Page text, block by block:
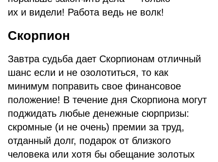
их и видели! Работа ведь не волк!
Скорпион
Завтра судьба дает Скорпионам отличный
шанс если и не озолотиться, то как
минимум поправить свое финансовое
положение! В течение дня Скорпиона могут
поджидать любые денежные сюрпризы:
скромные (и не очень) премии за труд,
отданный долг, подарок от близкого
человека или хотя бы обещание золотых